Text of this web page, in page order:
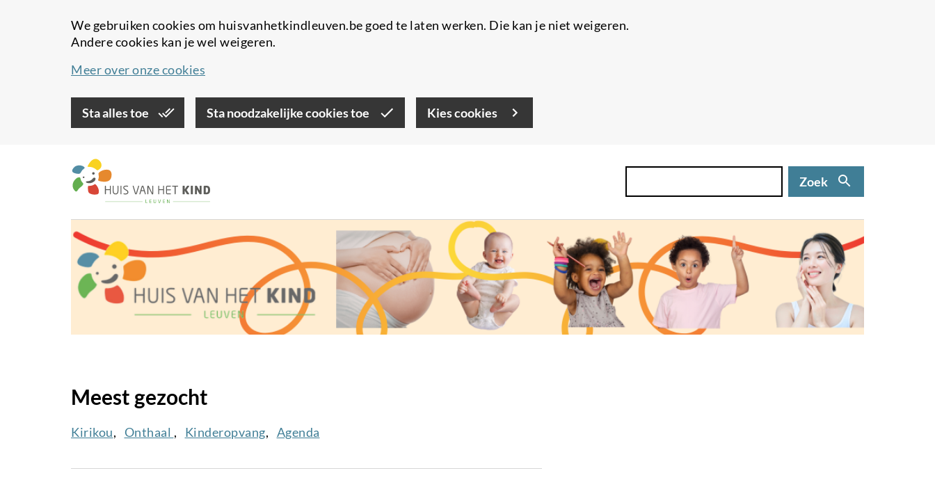
We gebruiken cookies om huisvanhetkindleuven.be goed te laten werken. Die kan je niet weigeren.
Andere cookies kan je wel weigeren.
Meer over onze cookies
Sta alles toe Sta noodzakelijke cookies toe Kies cookies
verplicht)
Zoek
Meest gezocht
Kirikou Onthaal Kinderopvang Agenda